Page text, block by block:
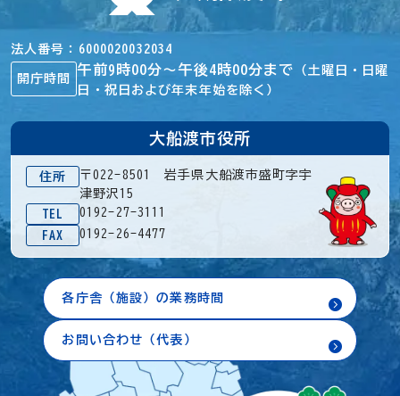
法人番号 6000020032034
開庁時間
午前9時00分～午後4時00分まで
（土曜日・日曜
日・祝日および年末年始を除く）
大船渡市役所
住所
〒022-8501 岩手県大船渡市盛町字宇
津野沢15
TEL
0192-27-3111
FAX
0192-26-4477
各庁舎（施設）の業務時間
お問い合わせ（代表）